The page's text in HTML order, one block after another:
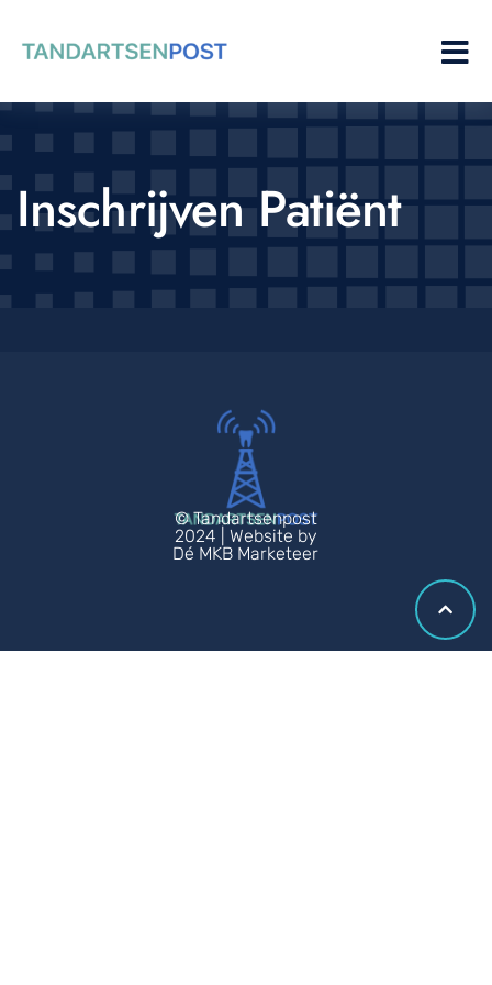
Inschrijven Patiënt
© Tandartsenpost
2024 | Website by
Dé MKB Marketeer